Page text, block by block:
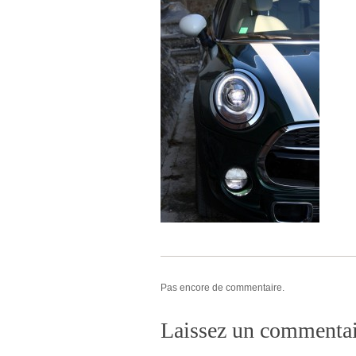
Pas encore de commentaire.
Laissez un